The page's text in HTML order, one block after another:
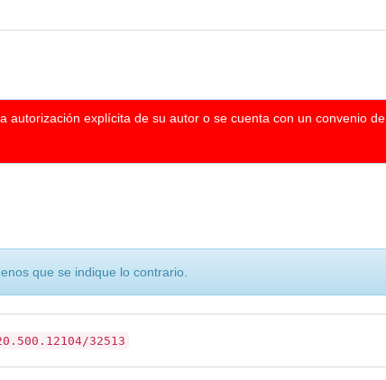
autorización explícita de su autor o se cuenta con un convenio de
que se indique lo contrario.
32513